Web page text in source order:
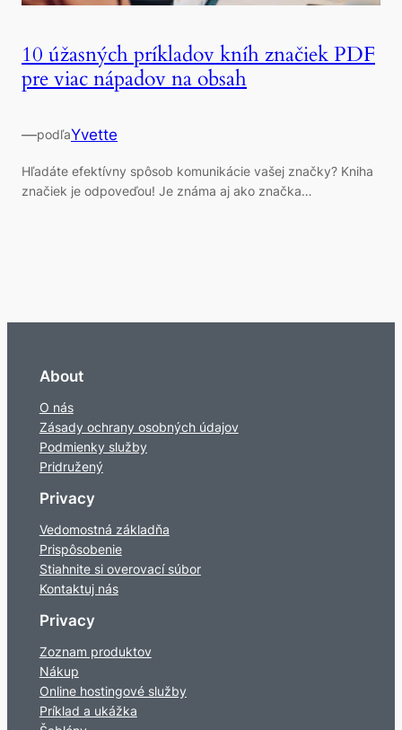
10 úžasných príkladov kníh značiek PDF
pre viac nápadov na obsah
—podľaYvette
Hľadáte efektívny spôsob komunikácie vašej značky? Kniha
značiek je odpoveďou! Je známa aj ako značka…
About
O nás
Zásady ochrany osobných údajov
Podmienky služby
Pridružený
Privacy
Vedomostná základňa
Prispôsobenie
Stiahnite si overovací súbor
Kontaktuj nás
Privacy
Zoznam produktov
Nákup
Online hostingové služby
Príklad a ukážka